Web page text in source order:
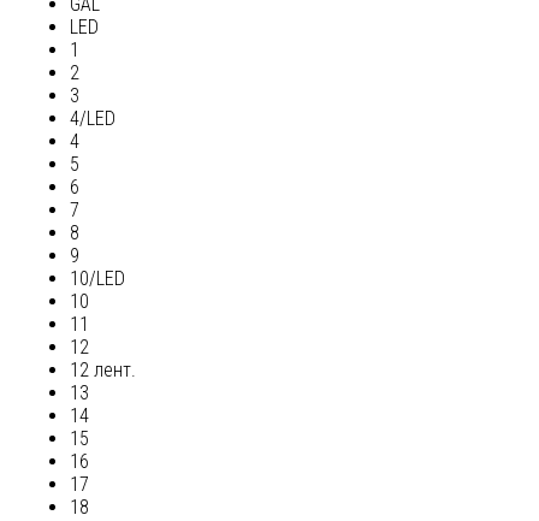
GAL
LED
1
2
3
4/LED
4
5
6
7
8
9
10/LED
10
11
12
12 лент.
13
14
15
16
17
18